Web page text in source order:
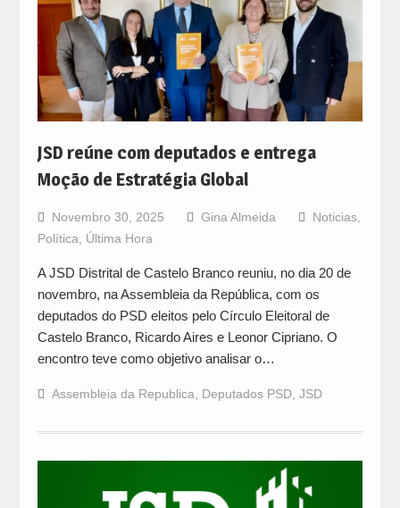
JSD reúne com deputados e entrega
Moção de Estratégia Global
Novembro 30, 2025 Gina Almeida Noticias,
Política
Última Hora
A JSD Distrital de Castelo Branco reuniu, no dia 20 de
novembro, na Assembleia da República, com os
deputados do PSD eleitos pelo Círculo Eleitoral de
Castelo Branco, Ricardo Aires e Leonor Cipriano. O
encontro teve como objetivo analisar o…
Assembleia da Republica Deputados PSD, JSD